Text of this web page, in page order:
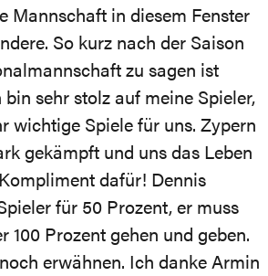
Mannschaft in diesem Fenster
So kurz nach der Saison
zu sagen ist
sehr stolz auf meine Spieler,
wichtige Spiele für uns. Zypern
gekämpft und uns das Leben
dafür! Dennis
für 50 Prozent, er muss
100 Prozent gehen und geben.
erwähnen. Ich danke Armin